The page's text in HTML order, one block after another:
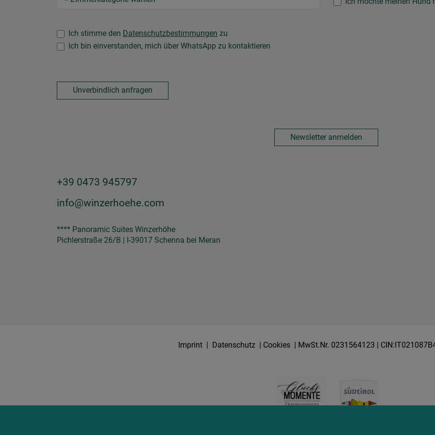
Ich stimme den Datenschutzbestimmungen zu
Ich bin einverstanden, mich über WhatsApp zu kontaktieren
Unverbindlich anfragen
Newsletter anmelden
+39 0473 945797
info@winzerhoehe.com
**** Panoramic Suites Winzerhöhe
Pichlerstraße 26/B | I-39017 Schenna bei Meran
Imprint| Datenschutz| Cookies| MwSt.Nr. 0231564123 |